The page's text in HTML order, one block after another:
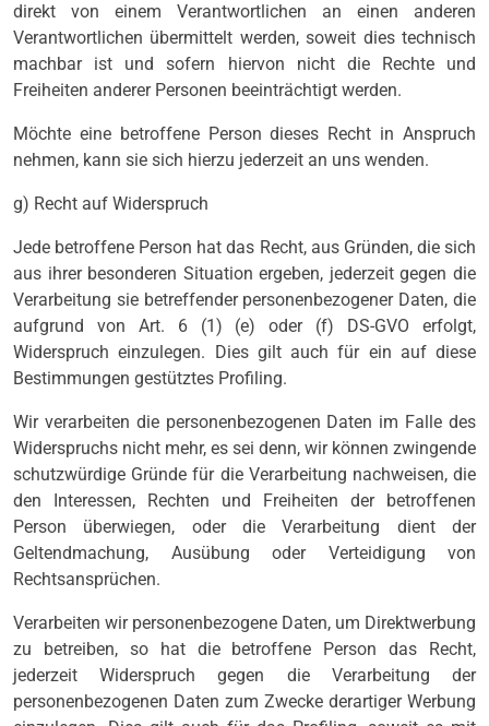
direkt von einem Verantwortlichen an einen anderen
Verantwortlichen übermittelt werden, soweit dies technisch
machbar ist und sofern hiervon nicht die Rechte und
Freiheiten anderer Personen beeinträchtigt werden.
Möchte eine betroffene Person dieses Recht in Anspruch
nehmen, kann sie sich hierzu jederzeit an uns wenden.
g) Recht auf Widerspruch
Jede betroffene Person hat das Recht, aus Gründen, die sich
aus ihrer besonderen Situation ergeben, jederzeit gegen die
Verarbeitung sie betreffender personenbezogener Daten, die
aufgrund von Art. 6 (1) (e) oder (f) DS-GVO erfolgt,
Widerspruch einzulegen. Dies gilt auch für ein auf diese
Bestimmungen gestütztes Profiling.
Wir verarbeiten die personenbezogenen Daten im Falle des
Widerspruchs nicht mehr, es sei denn, wir können zwingende
schutzwürdige Gründe für die Verarbeitung nachweisen, die
den Interessen, Rechten und Freiheiten der betroffenen
Person überwiegen, oder die Verarbeitung dient der
Geltendmachung, Ausübung oder Verteidigung von
Rechtsansprüchen.
Verarbeiten wir personenbezogene Daten, um Direktwerbung
zu betreiben, so hat die betroffene Person das Recht,
jederzeit Widerspruch gegen die Verarbeitung der
personenbezogenen Daten zum Zwecke derartiger Werbung